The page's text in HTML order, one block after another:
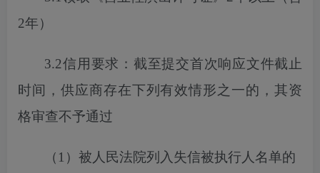
2年）
3.2信用要求：截至提交首次响应文件截止
时间，供应商存在下列有效情形之一的，其资
格审查不予通过
（ 1）被人民法院列入失信被执行人名单的